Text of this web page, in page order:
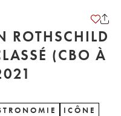
ROTHSCHILD
(CBO À
ICÔNE